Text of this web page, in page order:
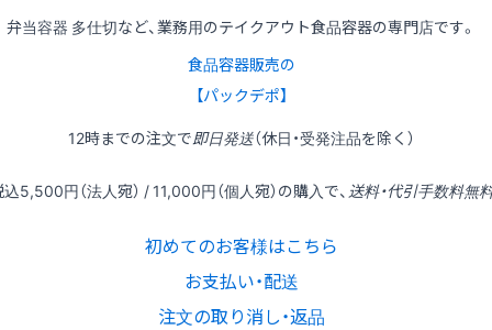
弁当容器 多仕切など、業務用のテイクアウト食品容器の専門店です。
食品容器販売の
【パックデポ】
12時までの注文で即日発送（休日・受発注品を除く）
込5,500円（法人宛） / 11,000円（個人宛）の購入で、 送料・代引手数料無
初めてのお客様はこちら
お支払い・配送
注文の取り消し・返品